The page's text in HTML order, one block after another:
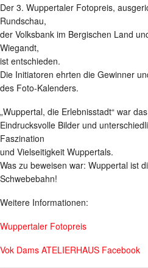
Der 3. Wuppertaler Fotopreis,
Rundschau,
der Volksbank im Bergischen Land
Wiegandt,
ist entschieden.
Die Initiatoren ehrten die Gewinner
des Foto-Kalenders.
„Wuppertal, die Erlebnisstadt“ war
Eindrucksvolle Bilder und
Faszination
und Vielseitigkeit Wuppertals.
Was zu beweisen war: Wuppertal ist
Schwebebahn!
Weitere Informationen:
Wuppertaler Fotopreis
Vok Dams ATELIERHAUS Facebook